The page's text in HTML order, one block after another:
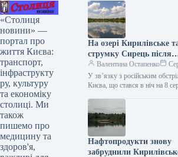
«Столиця
новини» —
портал про
життя Києва:
транспорт,
інфраструкту
ру, культуру
та економіку
столиці. Ми
також
пишемо про
медицину та
здоров'я,
На озері Кирилівське
струмку Сирець після
російської атаки знову
зафіксовано наявність
нафтопродуктів.
Валентина Остапенко
У зв’язку з російським
Києва, що стався в ніч на 8
Сирець…
Нафтопродукти знову
забруднили